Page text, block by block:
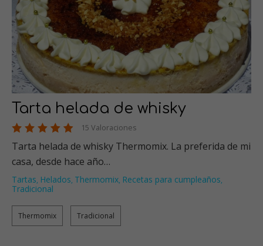
Tarta helada de whisky
15 Valoraciones
Tarta helada de whisky Thermomix. La preferida de mi
casa, desde hace año…
Tartas, Helados, Thermomix, Recetas para cumpleaños,
Tradicional
Thermomix Tradicional